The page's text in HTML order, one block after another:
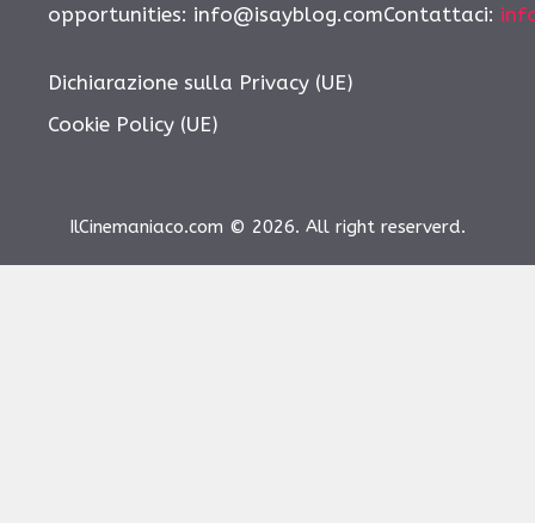
opportunities: info@isayblog.comContattaci:
Dichiarazione sulla Privacy (UE)
Cookie Policy (UE)
IlCinemaniaco.com © 2026. All right reserverd.